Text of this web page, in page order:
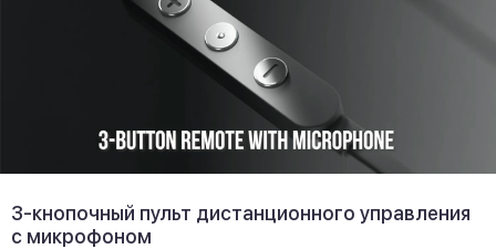
3-кнопочный пульт дистанционного управления
с микрофоном